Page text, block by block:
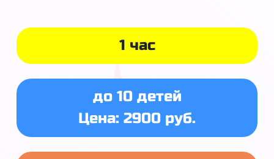
1 час
до 10 детей
Цена: 2900 руб.